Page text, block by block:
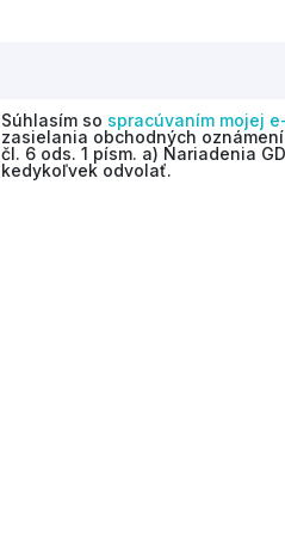
Súhlasím so spracúvaním mojej
zasielania obchodných
čl. 6 ods. 1 písm. a) Nariadenia
kedykoľvek odvolať.